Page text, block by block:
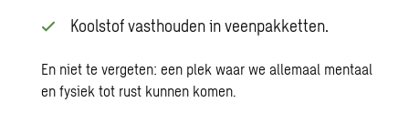
Koolstof vasthouden in veenpakketten.
En niet te vergeten: een plek waar we allemaal mentaal
en fysiek tot rust kunnen komen.